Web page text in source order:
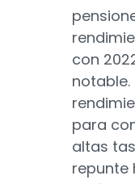
con
notable.
para
altas
repunte